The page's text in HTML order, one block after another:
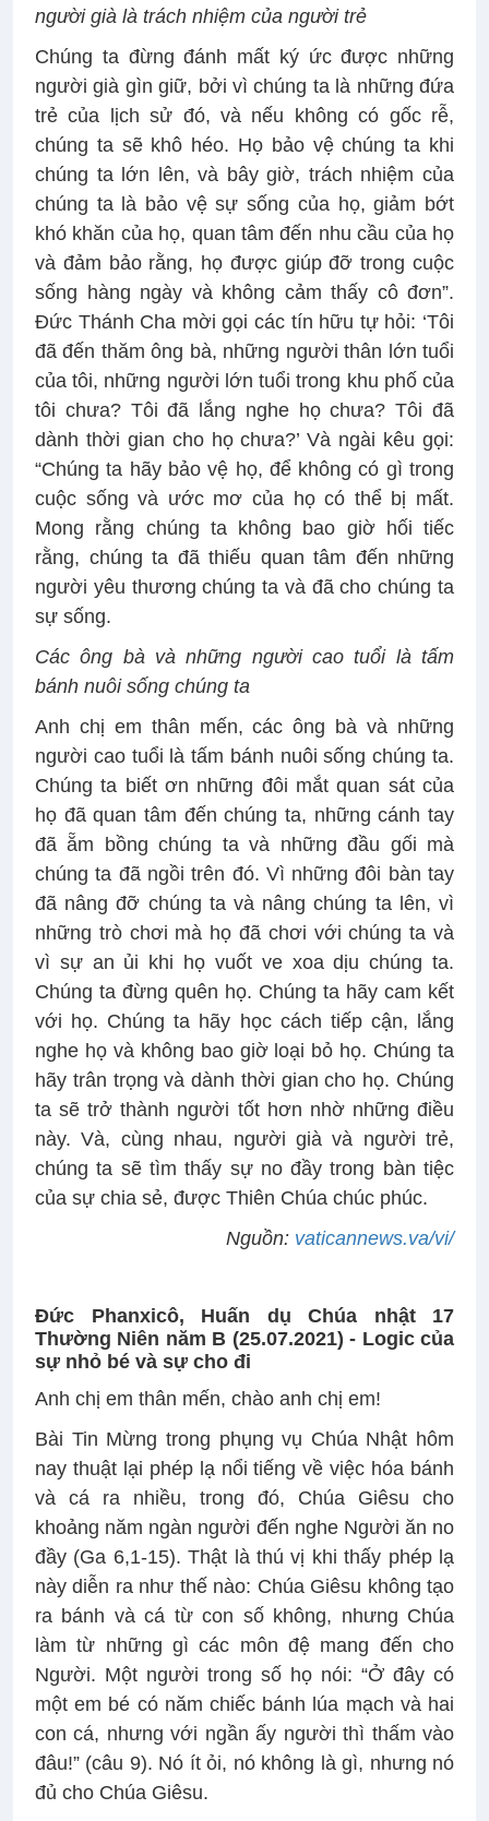
người già là trách nhiệm của người trẻ
Chúng ta đừng đánh mất ký ức được những
người già gìn giữ, bởi vì chúng ta là những đứa
trẻ của lịch sử đó, và nếu không có gốc rễ,
chúng ta sẽ khô héo. Họ bảo vệ chúng ta khi
chúng ta lớn lên, và bây giờ, trách nhiệm của
chúng ta là bảo vệ sự sống của họ, giảm bớt
khó khăn của họ, quan tâm đến nhu cầu của họ
và đảm bảo rằng, họ được giúp đỡ trong cuộc
sống hàng ngày và không cảm thấy cô đơn”.
Đức Thánh Cha mời gọi các tín hữu tự hỏi: ‘Tôi
đã đến thăm ông bà, những người thân lớn tuổi
của tôi, những người lớn tuổi trong khu phố của
tôi chưa? Tôi đã lắng nghe họ chưa? Tôi đã
dành thời gian cho họ chưa?’ Và ngài kêu gọi:
“Chúng ta hãy bảo vệ họ, để không có gì trong
cuộc sống và ước mơ của họ có thể bị mất.
Mong rằng chúng ta không bao giờ hối tiếc
rằng, chúng ta đã thiếu quan tâm đến những
người yêu thương chúng ta và đã cho chúng ta
sự sống.
Các ông bà và những người cao tuổi là tấm
bánh nuôi sống chúng ta
Anh chị em thân mến, các ông bà và những
người cao tuổi là tấm bánh nuôi sống chúng ta.
Chúng ta biết ơn những đôi mắt quan sát của
họ đã quan tâm đến chúng ta, những cánh tay
đã ẵm bồng chúng ta và những đầu gối mà
chúng ta đã ngồi trên đó. Vì những đôi bàn tay
đã nâng đỡ chúng ta và nâng chúng ta lên, vì
những trò chơi mà họ đã chơi với chúng ta và
vì sự an ủi khi họ vuốt ve xoa dịu chúng ta.
Chúng ta đừng quên họ. Chúng ta hãy cam kết
với họ. Chúng ta hãy học cách tiếp cận, lắng
nghe họ và không bao giờ loại bỏ họ. Chúng ta
hãy trân trọng và dành thời gian cho họ. Chúng
ta sẽ trở thành người tốt hơn nhờ những điều
này. Và, cùng nhau, người già và người trẻ,
chúng ta sẽ tìm thấy sự no đầy trong bàn tiệc
của sự chia sẻ, được Thiên Chúa chúc phúc.
Nguồn: vaticannews.va/vi/
Đức Phanxicô, Huấn dụ Chúa nhật 17
Thường Niên năm B (25.07.2021) - Logic của
sự nhỏ bé và sự cho đi
Anh chị em thân mến, chào anh chị em!
Bài Tin Mừng trong phụng vụ Chúa Nhật hôm
nay thuật lại phép lạ nổi tiếng về việc hóa bánh
và cá ra nhiều, trong đó, Chúa Giêsu cho
khoảng năm ngàn người đến nghe Người ăn no
đầy (Ga 6,1-15). Thật là thú vị khi thấy phép lạ
này diễn ra như thế nào: Chúa Giêsu không tạo
ra bánh và cá từ con số không, nhưng Chúa
làm từ những gì các môn đệ mang đến cho
Người. Một người trong số họ nói: “Ở đây có
một em bé có năm chiếc bánh lúa mạch và hai
con cá, nhưng với ngần ấy người thì thấm vào
đâu!” (câu 9). Nó ít ỏi, nó không là gì, nhưng nó
đủ cho Chúa Giêsu.